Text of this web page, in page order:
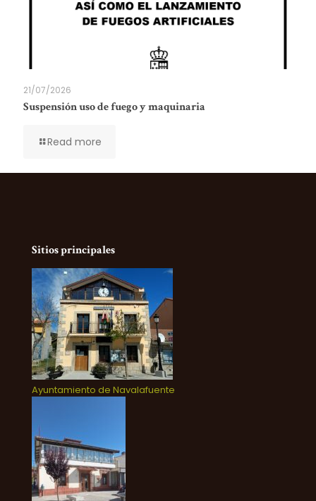
21/07/2026
Suspensión uso de fuego y maquinaria
Read more
Sitios principales
Ayuntamiento de Navalafuente